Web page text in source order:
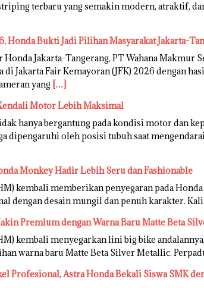
terbaru yang semakin modern, atraktif,
Honda Bukti Jadi Pilihan Masyarakat Jakarta-
Jakarta-Tangerang, PT Wahana Makmur
Jakarta Fair Kemayoran (JFK) 2026 dengan
yang […]
Motor Lebih Maksimal
hanya bergantung pada kondisi motor dan
dipengaruhi oleh posisi tubuh saat
Monkey Hadir Lebih Seru dan Fashionable
kembali memberikan penyegaran pada
dengan desain mungil dan penuh karakter.
Premium dengan Warna Baru Matte Beta
kembali menyegarkan lini big bike
warna baru Matte Beta Silver Metallic.
Profesional, Astra Honda Bekali Siswa SMK